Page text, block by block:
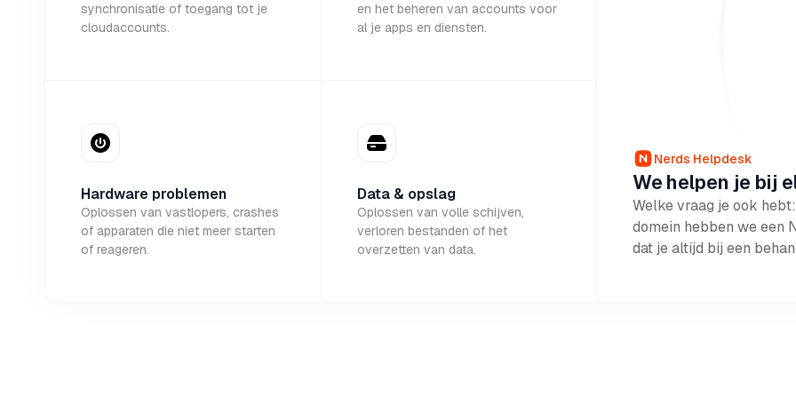
synchronisatie of toegang tot je
cloudaccounts.
en het beheren van accounts voor
al je apps en diensten.
Hardware problemen
Oplossen van vastlopers, crashes
of apparaten die niet meer starten
of reageren.
Data & opslag
Oplossen van volle schijven,
verloren bestanden of het
overzetten van data.
Nerds Helpdesk
We helpen je bij
Welke vraag je ook
domein hebben we een
dat je altijd bij een